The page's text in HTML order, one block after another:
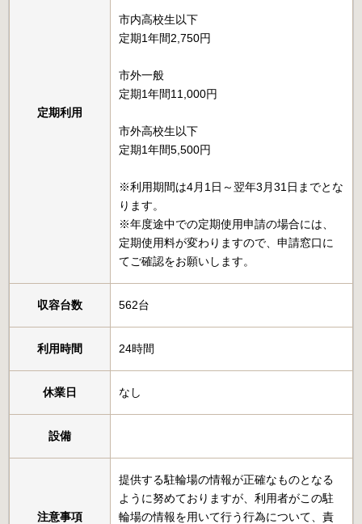
定期利用
市内高校生以下
定期1年間2,750円
市外一般
定期1年間11,000円
市外高校生以下
定期1年間5,500円
※利用期間は4月1日～翌年3月31日までとな
ります。
※年度途中での定期使用申請の場合には、
定期使用料が変わりますので、申請窓口に
てご確認をお願いします。
収容台数 562台
利用時間 24時間
休業日 なし
設備
注意事項
提供する駐輪場の情報が正確なものとなる
ように努めておりますが、利用者がこの駐
輪場の情報を用いて行う行為について、責